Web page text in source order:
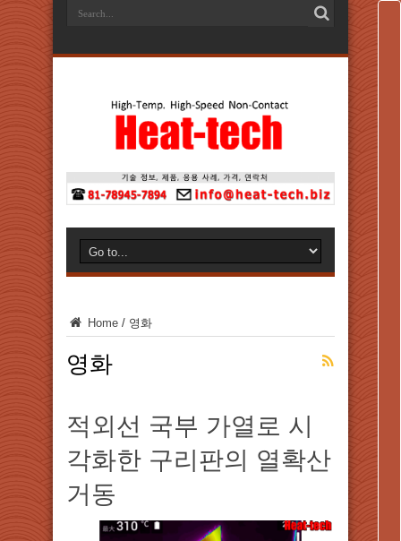
Home / 영화
영화
적외선 국부 가열로 시
각화한 구리판의 열확산
거동